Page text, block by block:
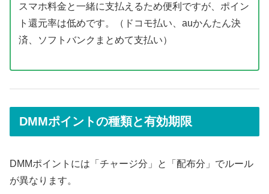
スマホ料金と一緒に支払えるため便利ですが、ポイン
ト還元率は低めです。（ドコモ払い、auかんたん決
済、ソフトバンクまとめて支払い）
DMMポイントの種類と有効期限
DMMポイントには「チャージ分」と「配布分」でルール
が異なります。